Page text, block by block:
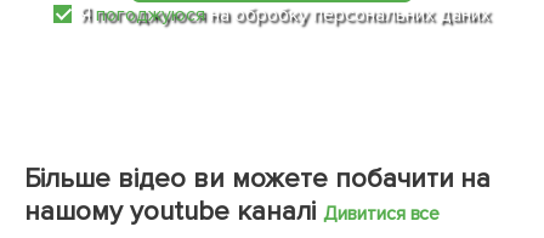
Япогоджуюся на обробку персональних даних
Більше відео ви можете побачити на
нашому youtube каналі Дивитися все